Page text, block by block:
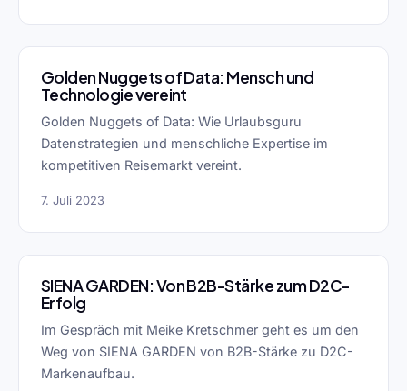
Golden Nuggets of Data: Mensch und
Technologie vereint
Golden Nuggets of Data: Wie Urlaubsguru
Datenstrategien und menschliche Expertise im
kompetitiven Reisemarkt vereint.
7. Juli 2023
SIENA GARDEN: Von B2B-Stärke zum D2C-
Erfolg
Im Gespräch mit Meike Kretschmer geht es um den
Weg von SIENA GARDEN von B2B-Stärke zu D2C-
Markenaufbau.